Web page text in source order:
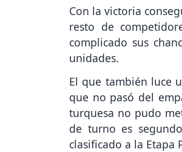
Con la victoria
resto de
complicado sus
unidades.
El que también luce
que no pasó del
turquesa no pudo
de turno es
clasificado a la Etapa